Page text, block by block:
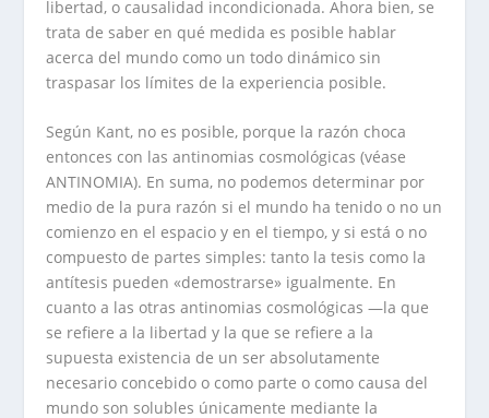
libertad, o causalidad incondicionada. Ahora bien, se
trata de saber en qué medida es posible hablar
acerca del mundo como un todo dinámico sin
traspasar los límites de la experiencia posible.
Según Kant, no es posible, porque la razón choca
entonces con las antinomias cosmológicas (véase
ANTINOMIA). En suma, no podemos determinar por
medio de la pura razón si el mundo ha tenido o no un
comienzo en el espacio y en el tiempo, y si está o no
compuesto de partes simples: tanto la tesis como la
antítesis pueden «demostrarse» igualmente. En
cuanto a las otras antinomias cosmológicas —la que
se refiere a la libertad y la que se refiere a la
supuesta existencia de un ser absolutamente
necesario concebido o como parte o como causa del
mundo son solubles únicamente mediante la